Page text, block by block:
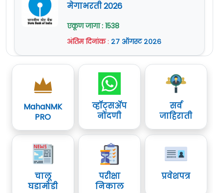
मेगाभरती 2026
एकूण जागा : 1538
अंतिम दिनांक: २७ ऑगस्ट २०२६
MahaNMK
PRO
व्हॉट्सॲप
नोंदणी
सर्व
जाहिराती
चालू
घडामोडी
परीक्षा
निकाल
प्रवेशपत्र